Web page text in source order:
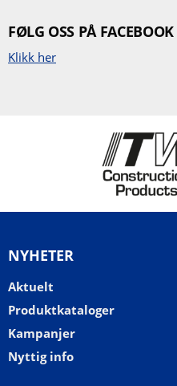
FØLG OSS PÅ FACEBOOK
Klikk her
NYHETER
Aktuelt
Produktkataloger
Kampanjer
Nyttig info